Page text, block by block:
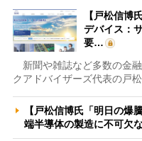
【戸松信博
デバイス：
要…
新聞や雑誌など多数の金
クアドバイザーズ代表の戸
【戸松信博氏「明日の爆
端半導体の製造に不可欠